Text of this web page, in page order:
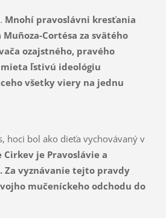
Mnohí pravoslávni kresťania
Cortésa za svätého
ozajstného, pravého
ľstivú ideológiu
všetky viery na jednu
hoci bol ako dieťa vychovávaný v
Cirkev je Pravoslávie a
Za vyznávanie tejto pravdy
mučeníckeho odchodu do